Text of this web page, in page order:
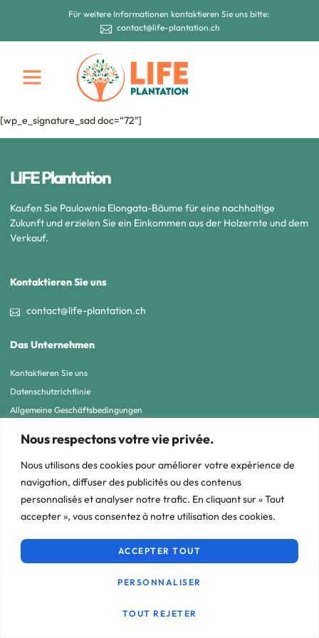
Nous respectons votre vie privée.
Nous utilisons des cookies pour améliorer votre expérience de
navigation, diffuser des publicités ou des contenus
personnalisés et analyser notre trafic. En cliquant sur « Tout
accepter », vous consentez à notre utilisation des cookies.
PERSONNALISER
TOUT REJETER
ACCEPTER TOUT
Für weitere Informationen kontaktieren Sie uns bitte:
contact@life-plantation.ch
[wp_e_signature_sad doc=“72″]
LIFE Plantation
Kaufen Sie Paulownia Elongata-Bäume für eine nachhaltige
Zukunft und erzielen Sie ein Einkommen aus der Holzernte und dem
Verkauf.
Kontaktieren Sie uns
contact@life-plantation.ch
Das Unternehmen
Kontaktieren Sie uns
Datenschutzrichtlinie
Allgemeine Geschäftsbedingungen
Weblook.ch